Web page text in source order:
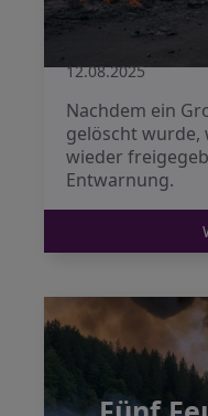
12.08.2025
Nachdem ein
gelöscht wurde,
wieder
Entwarnung.